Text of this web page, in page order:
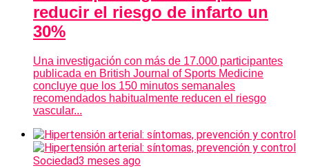
reducir el riesgo de infarto un
30%
Una investigación con más de 17.000 participantes
publicada en British Journal of Sports Medicine
concluye que los 150 minutos semanales
recomendados habitualmente reducen el riesgo
vascular...
Sociedad3 meses ago